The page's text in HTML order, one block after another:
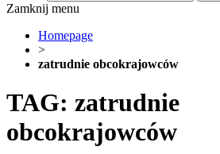
Zamknij menu
Homepage
>
zatrudnie obcokrajowców
TAG: zatrudnie
obcokrajowców